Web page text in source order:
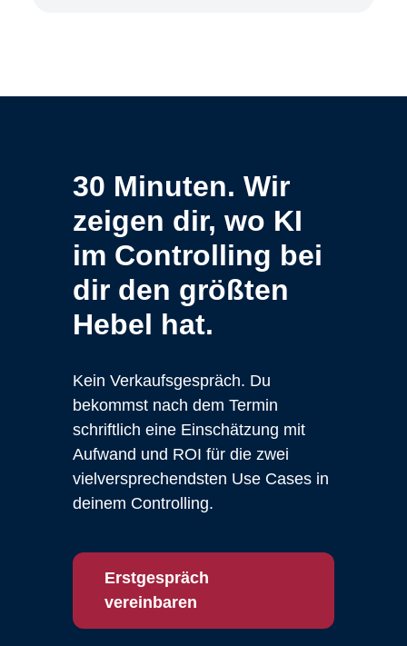
30 Minuten. Wir
zeigen dir, wo KI
im Controlling bei
dir den größten
Hebel hat.
Kein Verkaufsgespräch. Du
bekommst nach dem Termin
schriftlich eine Einschätzung mit
Aufwand und ROI für die zwei
vielversprechendsten Use Cases in
deinem Controlling.
Erstgespräch
vereinbaren